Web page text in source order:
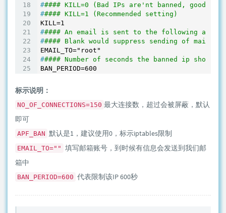
##### KILL=0 (Bad IPs are'nt banned, good
##### KILL=1 (Recommended setting)
##### An email is sent to the following
##### Blank would suppress sending of mails
##### Number of seconds the banned ip
标示说明：
NO_OF_CONNECTIONS=150 最大连接数，超过会被屏蔽，默认
即可
APF_BAN 默认是1，建议使用0，标示iptables限制
EMAIL_TO="" 填写邮箱账号，到时候有信息会发送到我们邮
箱中
BAN_PERIOD=600 代表限制该IP 600秒